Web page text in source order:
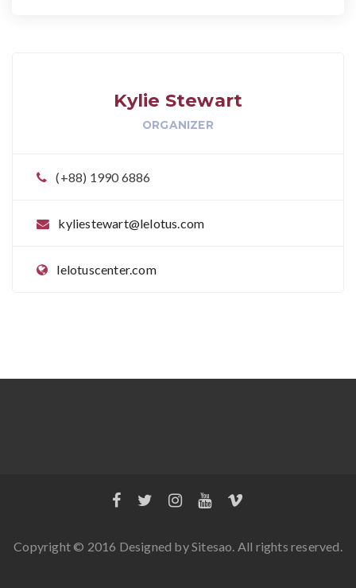
Kylie Stewart
ORGANIZER
(+88) 1990 6886
kyliestewart@lelotus.com
lelotuscenter.com
Copyright © 2016 Designed bySitesao. All rights reserved.